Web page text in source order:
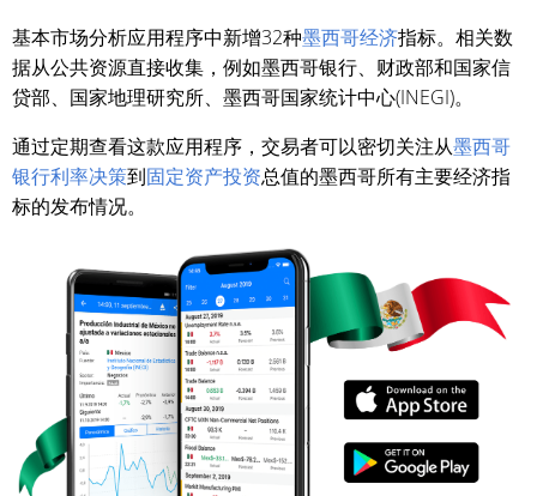
基本市场分析应用程序中新增32种墨西哥经济指标。相关数
据从公共资源直接收集，例如墨西哥银行、财政部和国家信
贷部、国家地理研究所、墨西哥国家统计中心(INEGI)。
通过定期查看这款应用程序，交易者可以密切关注从墨西哥
银行利率决策到固定资产投资总值的墨西哥所有主要经济指
标的发布情况。